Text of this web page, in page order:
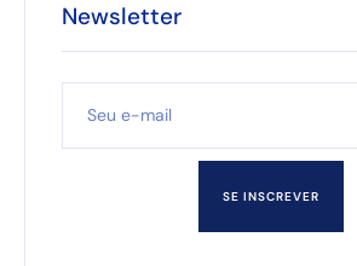
Newsletter
SE INSCREVER